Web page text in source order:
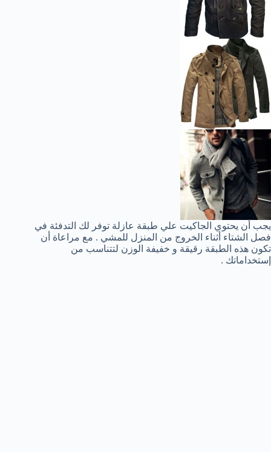
يجب أن يحتوي الجاكيت علي طبقة عازلة توفر لك التدفئة في
فصل الشتاء أثناء الخروج من المنزل للمشي . مع مراعاة أن
تكون هذه الطبقة رقيقة و خفيفة الوزن لتتناسب من
إستخداماتك .